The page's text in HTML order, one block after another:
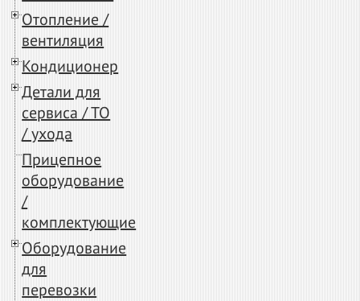
Отопление /
вентиляция
Кондиционер
Детали для
сервиса / ТО
/ ухода
Прицепное
оборудование
/
комплектующие
Оборудование
для
перевозки